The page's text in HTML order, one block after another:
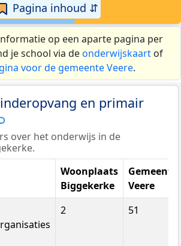
Pagina inhoud ⇵
op een aparte pagina per
je school via deonderwijskaartof
voor de gemeente Veere.
en primair
over het onderwijs in de
Woonplaats
Biggekerke
Gemeente
Veere
2 51